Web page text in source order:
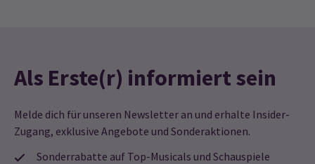
Als Erste(r) informiert sein
Melde dich für unseren Newsletter an und erhalte Insider-
Zugang, exklusive Angebote und Sonderaktionen.
Sonderrabatte auf Top-Musicals und Schauspiele